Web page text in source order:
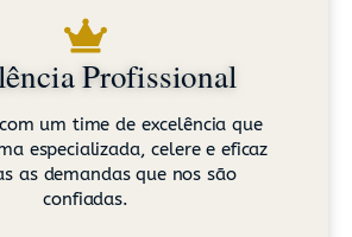
Profissional
um time de excelência que
especializada, celere e eficaz
as demandas que nos são
confiadas.